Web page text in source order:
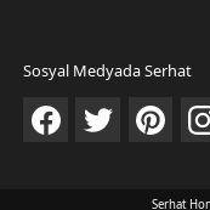
Sosyal Medyada Serhat
Serhat